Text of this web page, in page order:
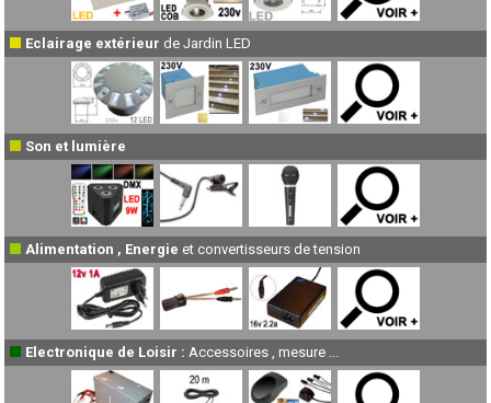
Eclairage extérieur de Jardin LED
Son et lumière
Alimentation , Energie et convertisseurs de tension
Electronique de Loisir : Accessoires , mesure ...